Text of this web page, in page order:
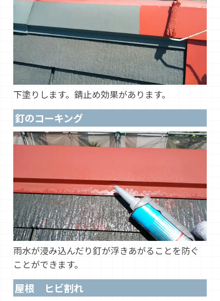
下塗りします。錆止め効果があります。
釘のコーキング
雨水が浸み込んだり釘が浮きあがることを防ぐ
ことができます。
屋根 ヒビ割れ